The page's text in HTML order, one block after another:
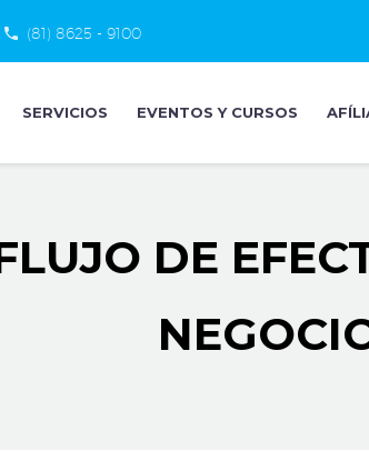
(81) 8625 - 9100
SERVICIOS EVENTOS Y CURSOS
DE